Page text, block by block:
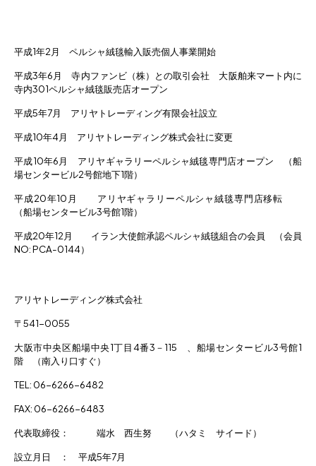
平成1年2月 ペルシャ絨毯輸入販売個人事業開始
平成3年6月 寺内ファンビ（株）との取引会社 大阪舶来マート内に
寺内301ペルシャ絨毯販売店オープン
平成5年7月 アリヤトレーディング有限会社設立
平成10年4月 アリヤトレーディング株式会社に変更
平成10年6月 アリヤギャラリーペルシャ絨毯専門店オープン （船
場センタービル2号館地下1階）
平成20年10月 アリヤギャラリーペルシャ絨毯専門店移転
（船場センタービル3号館1階）
平成20年12月 イラン大使館承認ペルシャ絨毯組合の会員 （会員
NO: PCA-0144）
アリヤトレーディング株式会社
〒541-0055
大阪市中央区船場中央1丁目4番3－115 、船場センタービル3号館1
階 （南入り口すぐ）
TEL: 06-6266-6482
FAX: 06-6266-6483
代表取締役： 端水 西生努 （ハタミ サイード）
設立月日 ： 平成5年7月